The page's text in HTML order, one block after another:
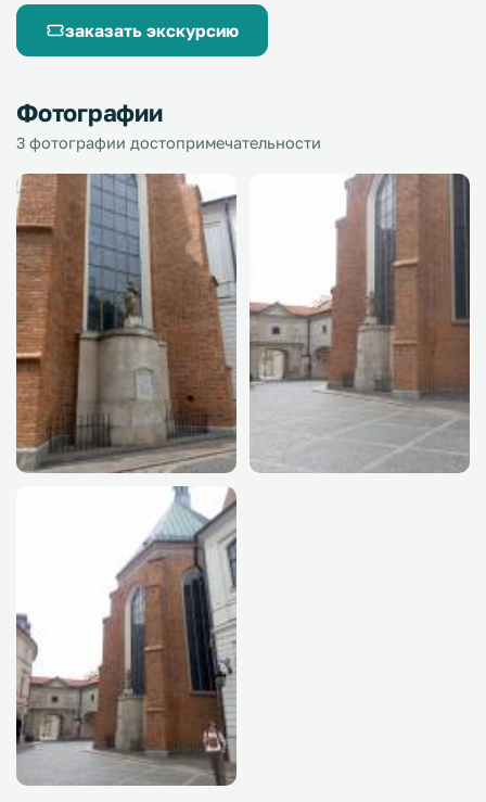
заказать экскурсию
Фотографии
3 фотографии достопримечательности